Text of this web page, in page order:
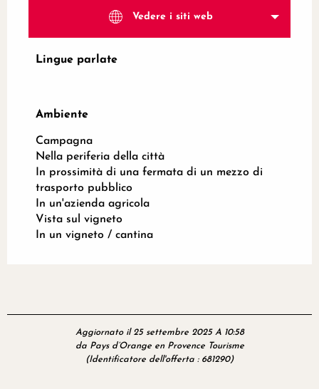
Vedere i siti web
Lingue parlate
Lingue parlate
Ambiente
Ambiente
Campagna
Nella periferia della città
In prossimità di una fermata di un mezzo di
trasporto pubblico
In un'azienda agricola
Vista sul vigneto
In un vigneto / cantina
Aggiornato il 25 settembre 2025 A 10:58
da Pays d’Orange en Provence Tourisme
(Identificatore dell'offerta : 681290)